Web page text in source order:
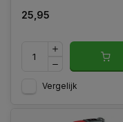
25,95
Vergelijk